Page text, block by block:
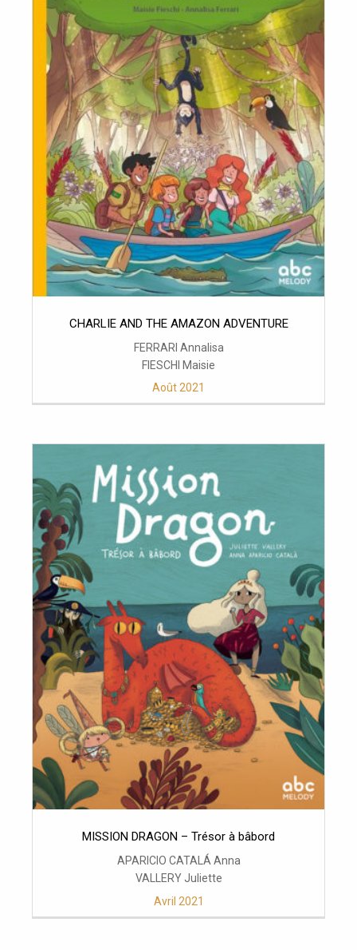
CHARLIE AND THE AMAZON ADVENTURE
FERRARI Annalisa
FIESCHI Maisie
Août 2021
MISSION DRAGON – Trésor à bâbord
APARICIO CATALÁ Anna
VALLERY Juliette
Avril 2021